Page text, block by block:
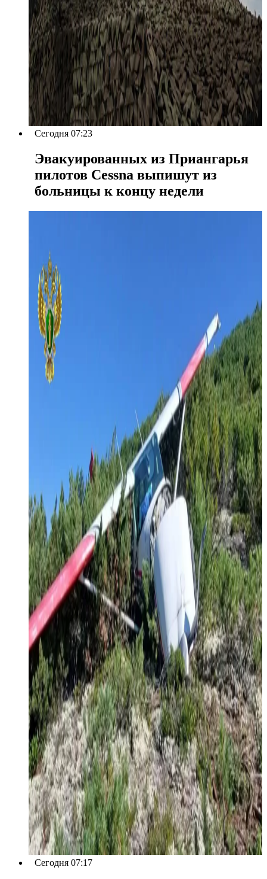
Сегодня 07:23
Эвакуированных из Приангарья
пилотов Cessna выпишут из
больницы к концу недели
Сегодня 07:17